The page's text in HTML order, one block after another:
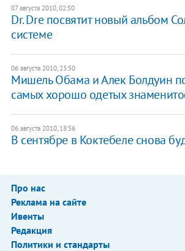
07 августа 2010, 02:50
Dr. Dre посвятит новый альбом
системе
06 августа 2010, 23:50
Мишель Обама и Алек Болдуин
самых хорошо одетых
06 августа 2010, 18:56
В сентябре в Коктебеле снова
Про нас
Реклама на сайте
Ивенты
Редакция
Политики и стандарты